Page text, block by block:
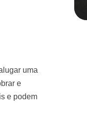
uma
e
e podem